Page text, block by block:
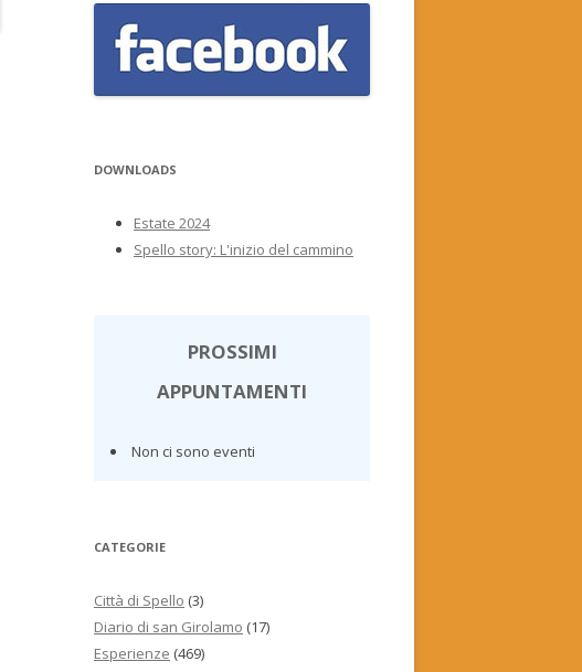
DOWNLOADS
Estate 2024
Spello story: L'inizio del cammino
PROSSIMI
APPUNTAMENTI
Non ci sono eventi
CATEGORIE
Città di Spello (3)
Diario di san Girolamo (17)
Esperienze (469)